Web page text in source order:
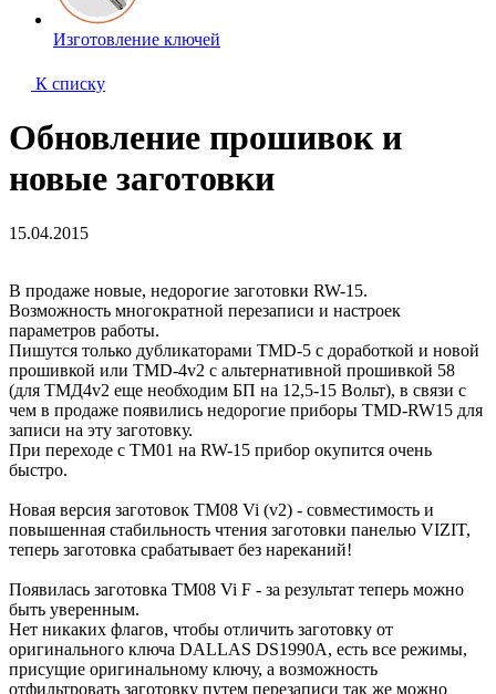
Изготовление ключей
К списку
Обновление прошивок и
новые заготовки
15.04.2015
В продаже новые, недорогие заготовки RW-15.
Возможность многократной перезаписи и настроек
параметров работы.
Пишутся только дубликаторами TMD-5 с доработкой и новой
прошивкой или TMD-4v2 с альтернативной прошивкой 58
(для ТМД4v2 еще необходим БП на 12,5-15 Вольт), в связи с
чем в продаже появились недорогие приборы TMD-RW15 для
записи на эту заготовку.
При переходе с ТМ01 на RW-15 прибор окупится очень
быстро.
Новая версия заготовок TM08 Vi (v2) - совместимость и
повышенная стабильность чтения заготовки панелью VIZIT,
теперь заготовка срабатывает без нареканий!
Появилась заготовка TM08 Vi F - за результат теперь можно
быть уверенным.
Нет никаких флагов, чтобы отличить заготовку от
оригинального ключа DALLAS DS1990A, есть все режимы,
присущие оригинальному ключу, а возможность
отфильтровать заготовку путем перезаписи так же можно